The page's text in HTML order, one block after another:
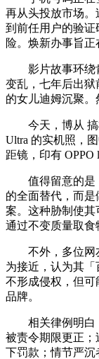
再从头投放市场
到前任用户的验
险。焕新办事旨正
影片故事环绕肯
变乱，七年后出
的女儿迪姆沉聚。
今天，博从 搞
Ultra 的实机照，
距镜，印有 OPPO
值得留意的是，
的全面替代，而
案。这种胁制使其
通过不变质量取食
不外，多位网友
为接近，认为其
不形成侵权，但
品牌。
相关律例明白，
被责令期限更正；
下罚款；情节严沉